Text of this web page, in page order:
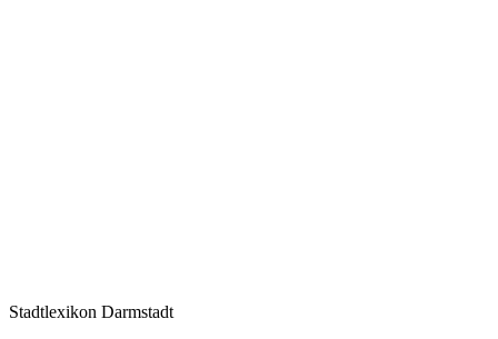
Stadtlexikon Darmstadt